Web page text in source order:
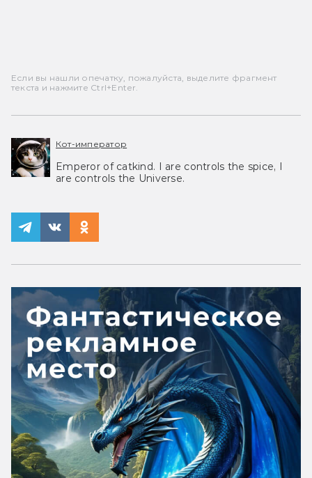
Если вы нашли опечатку, пожалуйста, выделите фрагмент
текста и нажмите Ctrl+Enter.
Кот-император
Emperor of catkind. I are controls the spice, I
are controls the Universe.